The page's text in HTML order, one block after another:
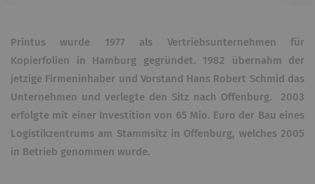
Printus wurde 1977 als Vertriebsunternehmen für
Kopierfolien in Hamburg gegründet. 1982 übernahm der
jetzige Firmeninhaber und Vorstand Hans Robert Schmid das
Unternehmen und verlegte den Sitz nach Offenburg. 2003
erfolgte mit einer Investition von 65 Mio. Euro der Bau eines
Logistikzentrums am Stammsitz in Offenburg, welches 2005
in Betrieb genommen wurde.